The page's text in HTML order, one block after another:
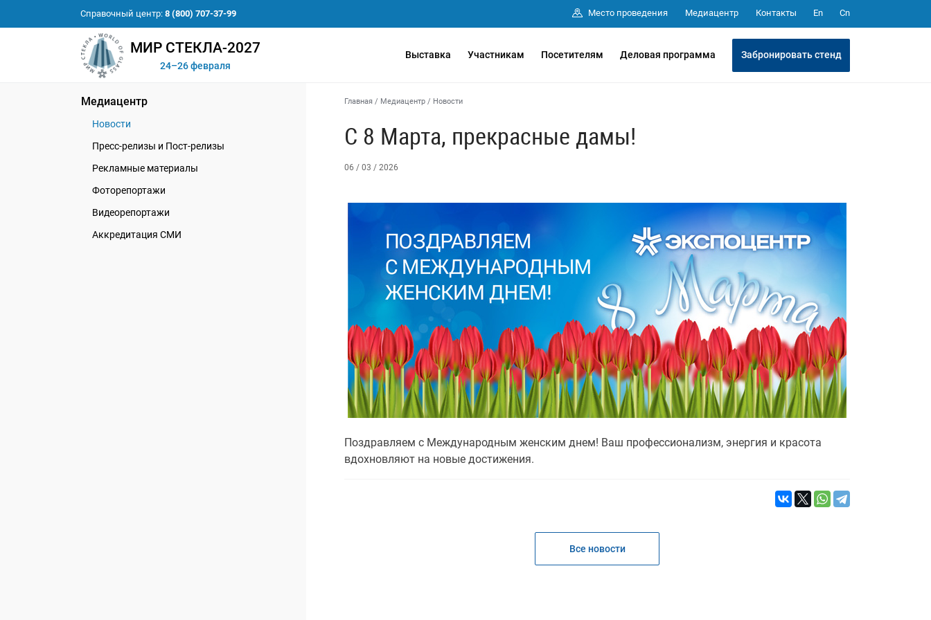
Справочный центр: 8 (800) 707-37-99 Место проведения Медиацентр Контакты En Cn
МИР СТЕКЛА-2027
24–26 февраля
Выставка Участникам Посетителям Деловая программа Забронировать стенд
Медиацентр
Новости
Пресс-релизы и Пост-релизы
Рекламные материалы
Фоторепортажи
Видеорепортажи
Аккредитация СМИ
Главная / Медиацентр / Новости
С 8 Марта, прекрасные дамы!
06 / 03 / 2026
Поздравляем с Международным женским днем! Ваш профессионализм, энергия и красота
вдохновляют на новые достижения.
Все новости